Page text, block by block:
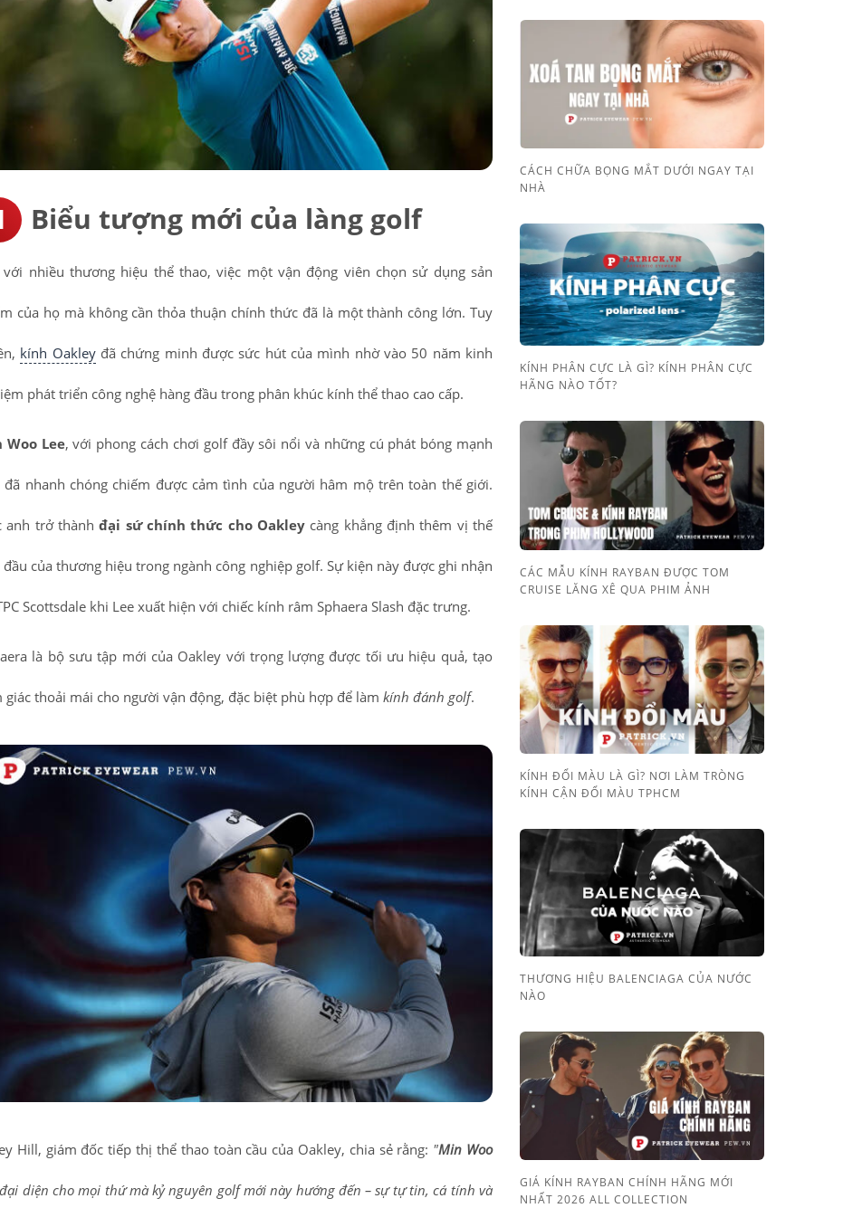
Biểu tượng mới của làng golf
nhiều thương hiệu thể thao, việc một vận động viên chọn sử dụng sản
của họ mà không cần thỏa thuận chính thức đã là một thành công lớn. Tuy
kính Oakleyđã chứng minh được sức hút của mình nhờ vào 50 năm kinh
phát triển công nghệ hàng đầu trong phân khúc kính thể thao cao cấp.
Woo Lee, với phong cách chơi golf đầy sôi nổi và những cú phát bóng mạnh
đã nhanh chóng chiếm được cảm tình của người hâm mộ trên toàn thế giới.
anh trở thànhđại sứ chính thức cho Oakley càng khẳng định thêm vị thế
đầu của thương hiệu trong ngành công nghiệp golf. Sự kiện này được ghi nhận
Scottsdale khi Lee xuất hiện với chiếc kính râm Sphaera Slash đặc trưng.
là bộ sưu tập mới của Oakley với trọng lượng được tối ưu hiệu quả, tạo
giác thoải mái cho người vận động, đặc biệt phù hợp để làm kính đánh golf.
Hill, giám đốc tiếp thị thể thao toàn cầu của Oakley, chia sẻ rằng: "Min Woo
diện cho mọi thứ mà kỷ nguyên golf mới này hướng đến – sự tự tin, cá tính và
CÁCH CHỮA BỌNG MẮT DƯỚI NGAY TẠI
NHÀ
KÍNH PHÂN CỰC LÀ GÌ? KÍNH PHÂN CỰC
HÃNG NÀO TỐT?
CÁC MẪU KÍNH RAYBAN ĐƯỢC TOM
CRUISE LĂNG XÊ QUA PHIM ẢNH
KÍNH ĐỔI MÀU LÀ GÌ? NƠI LÀM TRÒNG
KÍNH CẬN ĐỔI MÀU TPHCM
THƯƠNG HIỆU BALENCIAGA CỦA NƯỚC
NÀO
GIÁ KÍNH RAYBAN CHÍNH HÃNG MỚI
NHẤT 2026 ALL COLLECTION